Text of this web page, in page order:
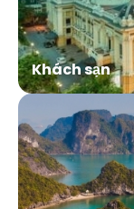
Khách sạn